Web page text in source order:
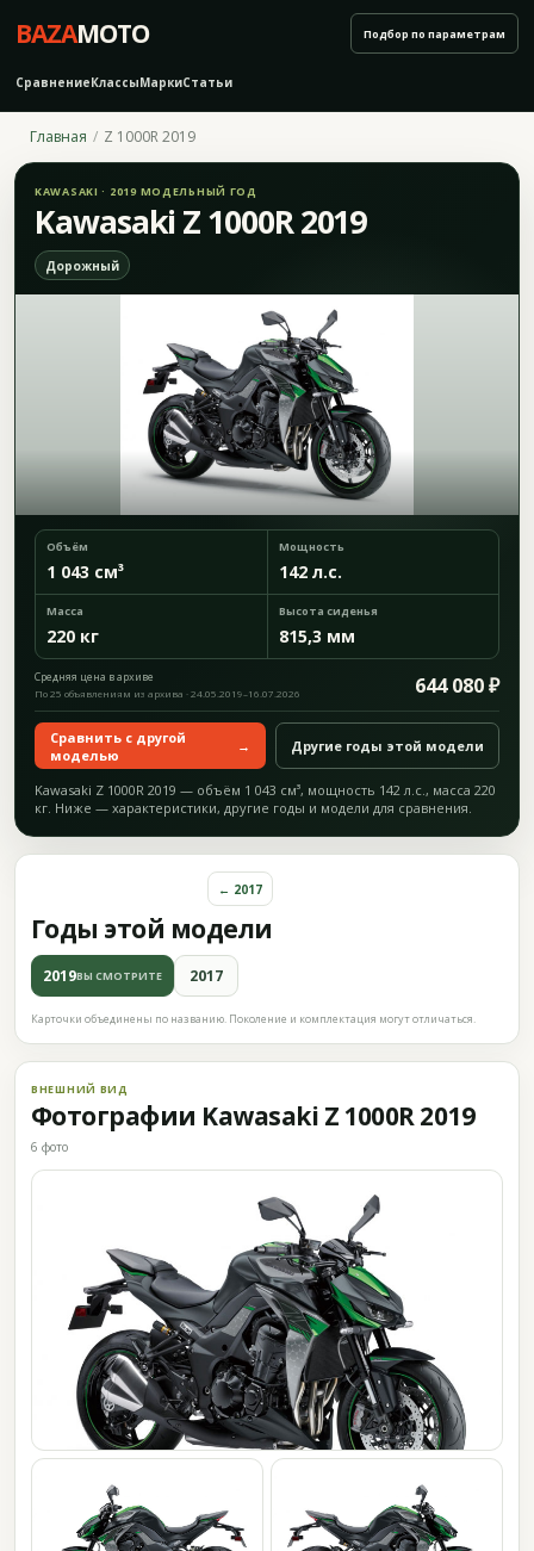
BAZAMOTO
СравнениеКлассыМаркиСтатьи
Подбор по параметрам
Главная Z 1000R 2019
KAWASAKI · 2019 МОДЕЛЬНЫЙ ГОД
Kawasaki Z 1000R 2019
Дорожный
Объём
1 043 см³
Мощность
142 л.с.
Масса
220 кг
Высота сиденья
815,3 мм
Средняя цена в архиве 644 080 ₽
По 25 объявлениям из архива · 24.05.2019–16.07.2026
Сравнить с другой
моделью
→ Другие годы этой модели
Kawasaki Z 1000R 2019 — объём 1 043 см³, мощность 142 л.с., масса 220
кг. Ниже — характеристики, другие годы и модели для сравнения.
Годы этой модели
← 2017
2019ВЫ СМОТРИТЕ 2017
Карточки объединены по названию. Поколение и комплектация могут отличаться.
ВНЕШНИЙ ВИД
Фотографии Kawasaki Z 1000R 2019
6 фото